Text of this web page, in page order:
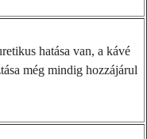
hatása van, a kávé
még mindig hozzájárul